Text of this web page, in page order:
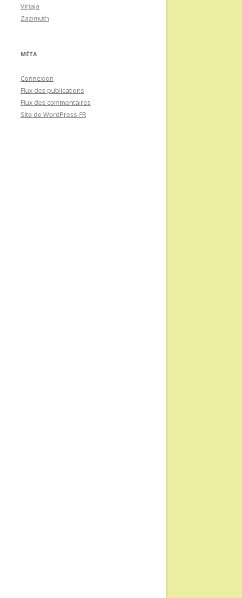
Virjaja
Zazimuth
MÉTA
Connexion
Flux des publications
Flux des commentaires
Site de WordPress-FR